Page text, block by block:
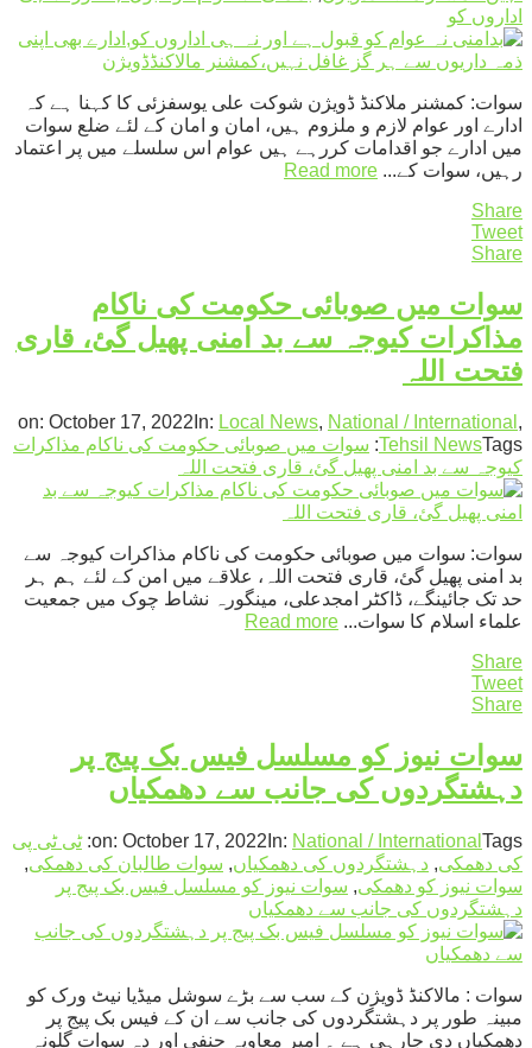
اداروں کو
سوات: کمشنر ملاکنڈ ڈویژن شوکت علی یوسفزئی کا کہنا ہے کہ
ادارے اور عوام لازم و ملزوم ہیں، امان و امان کے لئے ضلع سوات
میں ادارے جو اقدامات کررہے ہیں عوام اس سلسلے میں پر اعتماد
رہیں، سوات کے... Read more
Share
Tweet
Share
سوات میں صوبائی حکومت کی ناکام
مذاکرات کیوجہ سے بد امنی پھیل گئ، قاری
فتحت اللہ
on: October 17, 2022 In: Local News, National / International ,
Tehsil NewsTags:
سوات میں صوبائی حکومت کی ناکام مذاکرات
کیوجہ سے بد امنی پھیل گئ، قاری فتحت اللہ
سوات: سوات میں صوبائی حکومت کی ناکام مذاکرات کیوجہ سے
بد امنی پھیل گئ، قاری فتحت اللہ، علاقے میں امن کے لئے ہم ہر
حد تک جائینگے، ڈاکٹر امجدعلی، مینگورہ نشاط چوک میں جمعیت
علماء اسلام کا سوات... Read more
Share
Tweet
Share
سوات نیوز کو مسلسل فیس بک پیج پر
دہشتگردوں کی جانب سے دھمکیاں
on: October 17, 2022 In: National / International Tags:
ٹی ٹی پی
کی دھمکی, دہشتگردوں کی دھمکیاں, سوات طالبان کی دھمکی,
سوات نیوز کو دھمکی, سوات نیوز کو مسلسل فیس بک پیج پر
دہشتگردوں کی جانب سے دھمکیاں
سوات : مالاکنڈ ڈویژن کے سب سے بڑے سوشل میڈیا نیٹ ورک کو
مبینہ طور پر دہشتگردوں کی جانب سے ان کے فیس بک پیج پر
دھمکیاں دی جارہی ہے ۔ امیر معاویہ حنفی اور دہ سوات گلونہ